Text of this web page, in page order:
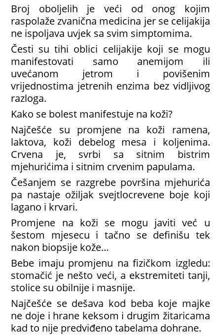
Broj oboljelih je veći od onog kojim
raspolaže zvanična medicina jer se celijakija
ne ispoljava uvjek sa svim simptomima.
Česti su tihi oblici celijakije koji se mogu
manifestovati samo anemijom ili
uvećanom jetrom i povišenim
vrijednostima jetrenih enzima bez vidljivog
razloga.
Kako se bolest manifestuje na koži?
Najčešće su promjene na koži ramena,
laktova, koži debelog mesa i koljenima.
Crvena je, svrbi sa sitnim bistrim
mjehurićima i sitnim crvenim papulama.
Češanjem se razgrebe površina mjehurića
pa nastaje ožiljak svejtlocrevene boje koji
lagano i krvari.
Promjene na koži se mogu javiti već u
šestom mjesecu i tačno se definišu tek
nakon biopsije kože…
Bebe imaju promjenu na fizičkom izgledu:
stomačić je nešto veći, a ekstremiteti tanji,
stolice su obilnije i masnije.
Najčešće se dešava kod beba koje majke
ne doje i hrane keksom i drugim žitaricama
kad to nije predviđeno tabelama dohrane.